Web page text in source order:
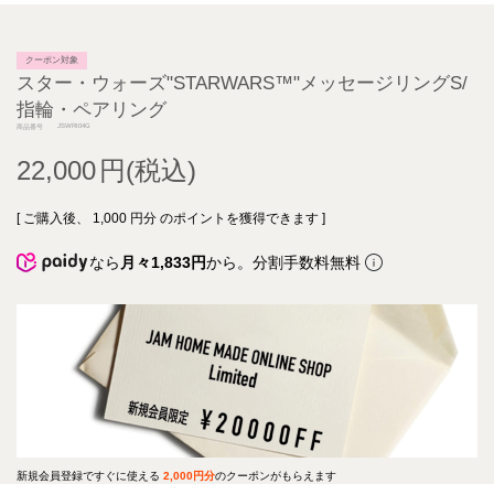
クーポン対象
スター・ウォーズ"STARWARS™"メッセージリングS/
指輪・ペアリング
商品番号 JSWRI04G
22,000
[ ご購入後、 1,000 円分 のポイントを獲得できます ]
なら 月々1,833円から。分割手数料無料
新規会員登録ですぐに使える 2,000円分のクーポンがもらえます